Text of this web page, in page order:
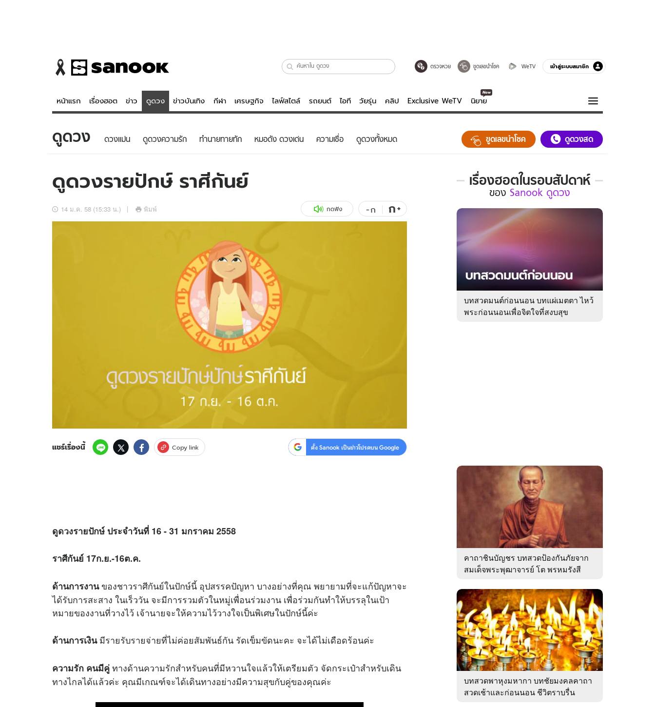
ตรวจหวย ขูดเลขนำโชค WeTV เข้าสู่ระบบสมาชิก
หน้าแรก เรื่องฮอต ข่าว ดูดวง ข่าวบันเทิง กีฬา เศรษฐกิจ ไลฟ์สไตล์ รถยนต์ ไอที วัยรุ่น คลิป Exclusive WeTV นิยาย
ข่าว
ข่าวบันเทิง
ดูดวง - ตรวจหวย
สถิติหวยไทย
ไลฟ์สไตล์
รถยนต์
คลิป
พอดแคสต์
ความรู้รอบตัว
ฮาวทู
ติดตามสนุกโซเชียลได้ที่
ดูดวง ดวงแม่น ดูดวงความรัก ทํานายทายทัก หมอดัง ดวงเด่น ความเชื่อ ดูดวงทั้งหมด ขูดเลขนำโชค ดูดวงสด
ดูดวงรายปักษ์ ราศีกันย์
14 ม.ค. 58 (15:33 น.) พิมพ์ กดฟัง -ก ก+
แชร์เรื่องนี้ Copy link ตั้ง Sanook เป็นข่าวโปรดบน Google
ดูดวงรายปักษ์ ประจำวันที่ 16 - 31 มกราคม 2558
ราศีกันย์ 17ก.ย.-16ต.ค.
ด้านการงานของชาวราศีกันย์ในปักษ์นี้ อุปสรรคปัญหา บางอย่างที่คุณ พยายามที่จะแก้ปัญหาจะ
ได้รับการสะสาง ในเร็ววัน จะมีการรวมตัวในหมู่เพื่อนร่วมงาน เพื่อร่วมกันทำให้บรรลุในเป้า
หมายของงานที่วางไว้ เจ้านายจะให้ความไว้วางใจเป็นพิเศษในปักษ์นี้ค่ะ
ด้านการเงินมีรายรับรายจ่ายที่ไม่ค่อยสัมพันธ์กัน รัดเข็มขัดนะคะ จะได้ไม่เดือดร้อนค่ะ
ความรัก คนมีคู่ทางด้านความรักสำหรับคนที่มีหวานใจแล้วให้เตรียมตัว จัดกระเป๋าสำหรับเดิน
ทางไกลได้แล้วค่ะ คุณมีเกณฑ์จะได้เดินทางอย่างมีความสุขกับคู่ของคุณค่ะ
เรื่องฮอตในรอบสัปดาห์
เรื่อง
ใน
รอบ
ของ
Sanook
ดูด
ของ Sanook ดูดวง
บทสวดมนต์ก่อนนอน บทแผ่เมตตา ไหว้
พระก่อนนอนเพื่อจิตใจที่สงบสุข
คาถาชินบัญชร บทสวดป้องกันภัยจาก
สมเด็จพระพุฒาจารย์ โต พรหมรังสี
บทสวดพาหุงมหากา บทชัยมงคลคาถา
สวดเช้าและก่อนนอน ชีวิตราบรื่น